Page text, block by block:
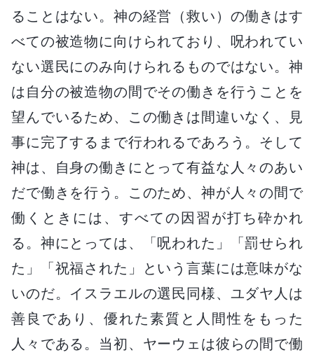
ることはない。神の経営（救い）の働きはす
べての被造物に向けられており、呪われてい
ない選民にのみ向けられるものではない。神
は自分の被造物の間でその働きを行うことを
望んでいるため、この働きは間違いなく、見
事に完了するまで行われるであろう。そして
神は、自身の働きにとって有益な人々のあい
だで働きを行う。このため、神が人々の間で
働くときには、すべての因習が打ち砕かれ
る。神にとっては、「呪われた」「罰せられ
た」「祝福された」という言葉には意味がな
いのだ。イスラエルの選民同様、ユダヤ人は
善良であり、優れた素質と人間性をもった
人々である。当初、ヤーウェは彼らの間で働